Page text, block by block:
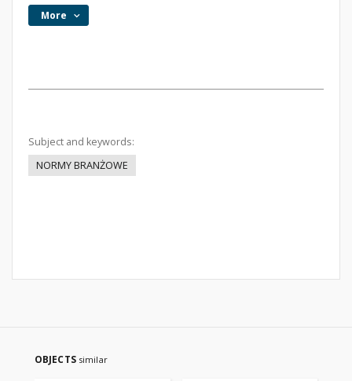
More
Subject and keywords:
NORMY BRANŻOWE
OBJECTS similar